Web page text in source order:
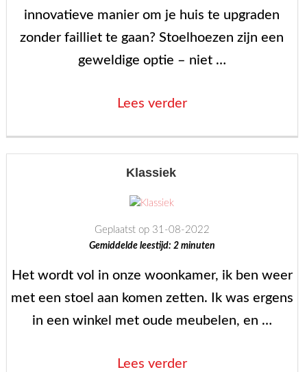
innovatieve manier om je huis te upgraden
zonder failliet te gaan? Stoelhoezen zijn een
geweldige optie – niet …
Lees verder“Word
je
voor
een
fractie
Klassiek
Geplaatst op 31-08-2022
Gemiddelde leestijd: 2 minuten
Het wordt vol in onze woonkamer, ik ben weer
met een stoel aan komen zetten. Ik was ergens
in een winkel met oude meubelen, en …
Lees verder“Klassiek”